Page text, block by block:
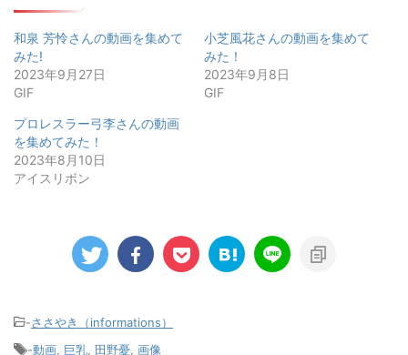
和泉 芳怜さんの動画を集めて
みた!
2023年9月27日
GIF
小芝風花さんの動画を集めて
みた！
2023年9月8日
GIF
プロレスラー弓李さんの動画
を集めてみた！
2023年8月10日
アイスリボン
-ささやき（informations）
-動画 巨乳 田野憂 画像